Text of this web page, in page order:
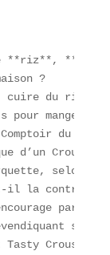
**riz**,
?
cuire du riz
pour manger
du
d’un Crousty
selon
t-il la
sa
Tasty Crousty